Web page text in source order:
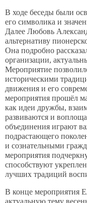
В ходе беседы были
его символика и
Далее Любовь
альтернативу
Она подробно
организации,
Мероприятие
историческими
движения и его
мероприятия прошёл
как идеи дружбы,
развиваются и
объединения играют
подрастающего
и сознательными
мероприятия
способствуют
лучших традиций
В конце мероприятия
актуальную тему